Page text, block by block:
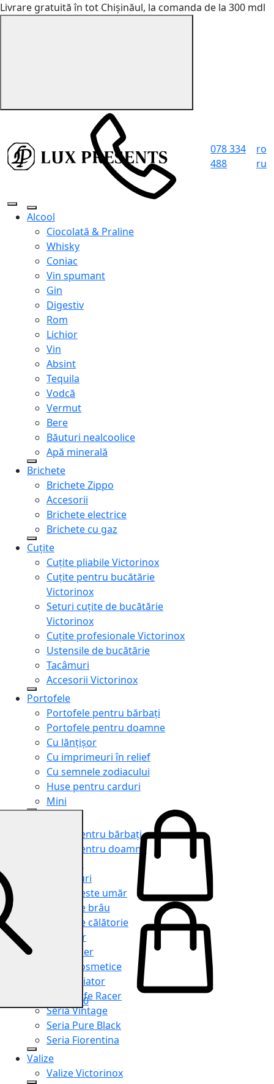
Livrare gratuită în tot Chișinăul, la comanda de la 300 mdl
078 334
488
ro
ru
Alcool
Ciocolată & Praline
Whisky
Coniac
Vin spumant
Gin
Digestiv
Rom
Lichior
Vin
Absint
Tequila
Vodcă
Vermut
Bere
Băuturi nealcoolice
Apă minerală
Brichete
Brichete Zippo
Accesorii
Brichete electrice
Brichete cu gaz
Cuțite
Cuțite pliabile Victorinox
Cuțite pentru bucătărie
Victorinox
Seturi cuțite de bucătărie
Victorinox
Cuțite profesionale Victorinox
Ustensile de bucătărie
Tacâmuri
Accesorii Victorinox
Portofele
Portofele pentru bărbați
Portofele pentru doamne
Cu lănțișor
Cu imprimeuri în relief
Cu semnele zodiacului
Huse pentru carduri
Mini
Genți pentru bărbați
Genți pentru doamne
Serviete
Rucsacuri
Genți peste umăr
Genți de brâu
Genți de călătorie
Shopper
Organiser
Truse cosmetice
Seria Aviator
Seria Cafe Racer
Seria Vintage
Seria Pure Black
Seria Fiorentina
Valize
Valize Victorinox
0